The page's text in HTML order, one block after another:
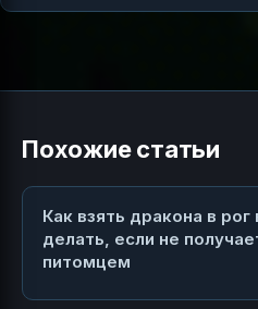
Похожие статьи
Как взять дракона в рог
делать, если не
питомцем